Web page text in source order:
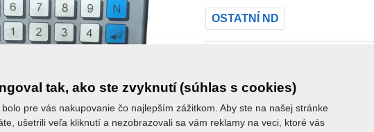
OSTATNÍ ND
tak, ako ste zvyknutí (súhlas s cookies)
pre vás nakupovanie čo najlepším zážitkom. Aby ste na našej stránke
ušetrili veľa kliknutí a nezobrazovali sa vám reklamy na veci, ktoré vás